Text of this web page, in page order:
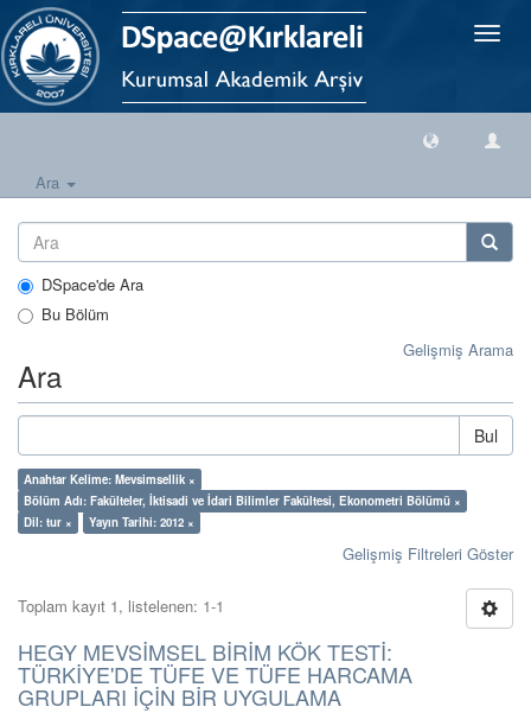
Geçiş
Ara
DSpace'de Ara
Bu Bölüm
Gelişmiş Arama
Ara
Bul
Anahtar Kelime: Mevsimsellik ×
Bölüm Adı: Fakülteler, İktisadi ve İdari Bilimler Fakültesi, Ekonometri Bölümü ×
Dil: tur ×
Yayın Tarihi: 2012 ×
Gelişmiş Filtreleri Göster
Toplam kayıt 1, listelenen: 1-1
HEGY MEVSİMSEL BİRİM KÖK TESTİ:
TÜRKİYE'DE TÜFE VE TÜFE HARCAMA
GRUPLARI İÇİN BİR UYGULAMA